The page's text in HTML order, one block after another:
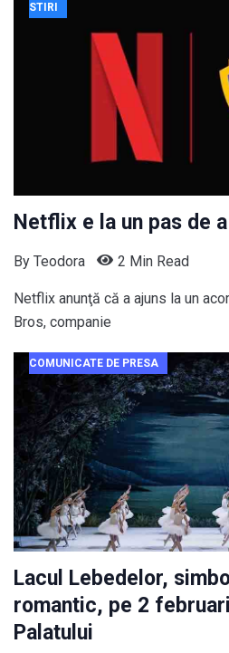
STIRI
Netflix e la un pas de
By Teodora 2 Min Read
Netflix anunţă că a ajuns la un
Bros, companie
COMUNICATE DE PRESA
Lacul Lebedelor,
romantic, pe 2
Palatului